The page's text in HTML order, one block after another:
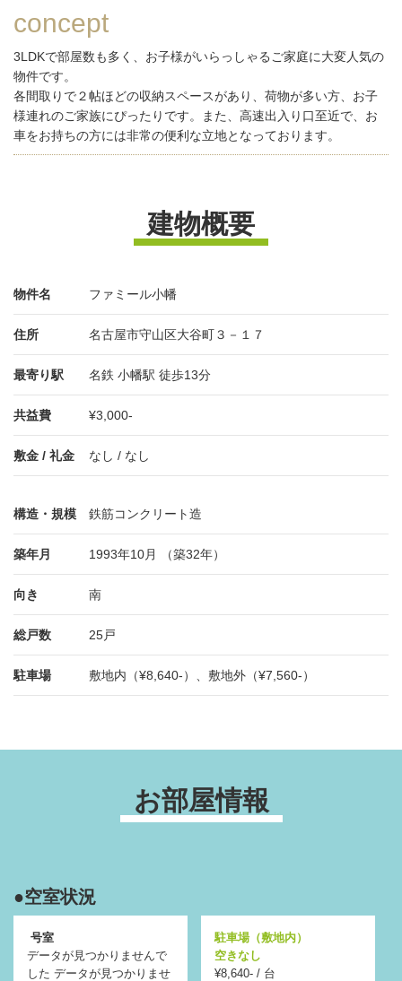
concept
3LDKで部屋数も多く、お子様がいらっしゃるご家庭に大変人気の
物件です。
各間取りで２帖ほどの収納スペースがあり、荷物が多い方、お子
様連れのご家族にぴったりです。また、高速出入り口至近で、お
車をお持ちの方には非常の便利な立地となっております。
建物概要
物件名 ファミール小幡
住所 名古屋市守山区大谷町３－１７
最寄り駅 名鉄 小幡駅 徒歩13分
共益費 ¥3,000-
敷金 / 礼金 なし / なし
構造・規模 鉄筋コンクリート造
築年月 1993年10月 （築32年）
向き 南
総戸数 25戸
駐車場 敷地内（¥8,640-）、敷地外（¥7,560-）
お部屋情報
●空室状況
号室
データが見つかりませんで
した データが見つかりませ
駐車場（敷地内）
空きなし
¥8,640- / 台